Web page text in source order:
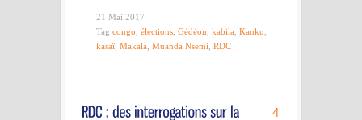
21 Mai 2017
Tag congo élections Gédéon kabila Kanku
kasaï Makala Muanda Nsemi RDC
4